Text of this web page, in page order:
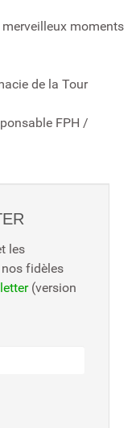
moments
de la Tour
FPH /
les
fidèles
(version